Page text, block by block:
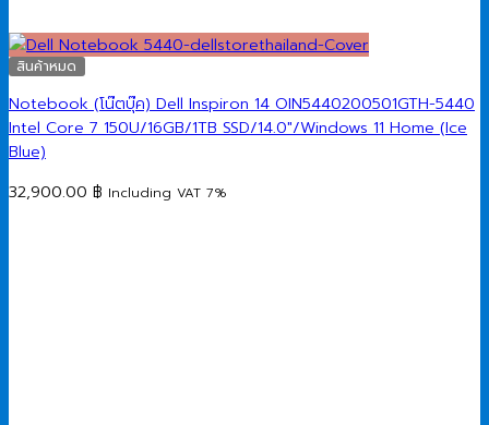
สินค้าหมด
Notebook (โน๊ตบุ๊ค) Dell Inspiron 14 OIN5440200501GTH-5440
Intel Core 7 150U/16GB/1TB SSD/14.0″/Windows 11 Home (Ice
Blue)
32,900.00 ฿ Including VAT 7%